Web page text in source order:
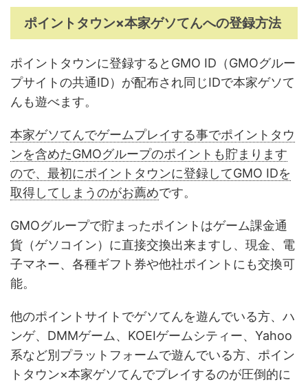
ポイントタウン×本家ゲソてんへの登録方法
ポイントタウンに登録するとGMO ID（GMOグルー
プサイトの共通ID）が配布され同じIDで本家ゲソて
んも遊べます。
本家ゲソてんでゲームプレイする事でポイントタウ
ンを含めたGMOグループのポイントも貯まります
ので、最初にポイントタウンに登録してGMO IDを
取得してしまうのがお薦めです。
GMOグループで貯まったポイントはゲーム課金通
貨（ゲソコイン）に直接交換出来ますし、現金、電
子マネー、各種ギフト券や他社ポイントにも交換可
能。
他のポイントサイトでゲソてんを遊んでいる方、ハ
ンゲ、DMMゲーム、KOEIゲームシティー、Yahoo
系など別プラットフォームで遊んでいる方、ポイン
トタウン×本家ゲソてんでプレイするのが圧倒的に